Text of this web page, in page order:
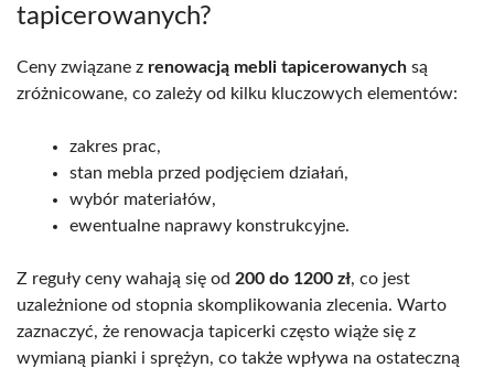
tapicerowanych?
Ceny związane z renowacją mebli tapicerowanych są
zróżnicowane, co zależy od kilku kluczowych elementów:
zakres prac,
stan mebla przed podjęciem działań,
wybór materiałów,
ewentualne naprawy konstrukcyjne.
Z reguły ceny wahają się od 200 do 1200 zł, co jest
uzależnione od stopnia skomplikowania zlecenia. Warto
zaznaczyć, że renowacja tapicerki często wiąże się z
wymianą pianki i sprężyn, co także wpływa na ostateczną